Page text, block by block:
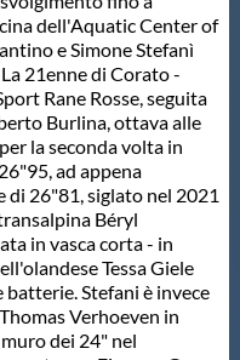
dell'Aquatic Center of
e Simone Stefanì
21enne di Corato -
Rane Rosse, seguita
Burlina, ottava alle
la seconda volta in
ad appena
26"81, siglato nel 2021
Béryl
in vasca corta - in
Tessa Giele
Stefani è invece
Verhoeven in
dei 24" nel